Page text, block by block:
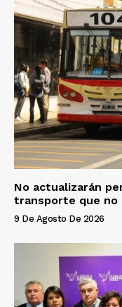
No actualizarán
transporte que no
9 De Agosto De 2026